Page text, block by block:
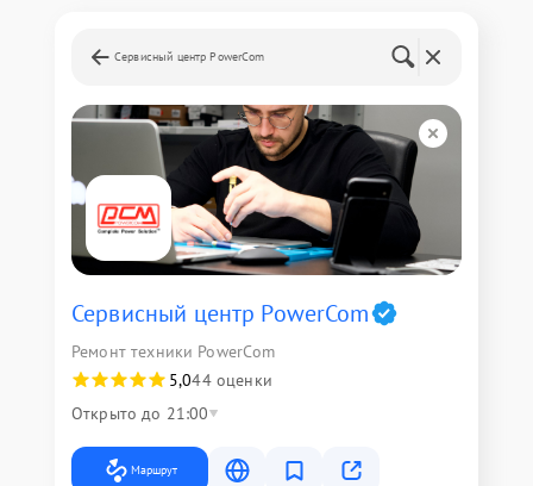
Сервисный центр PowerCom
Сервисный центр PowerCom
Ремонт техники PowerCom
5,044 оценки
Открыто до 21:00
Маршрут